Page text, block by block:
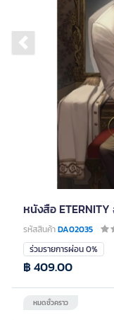
หนังสือ
รหัสสินค้าDA02035
ร่วมรายการผ่อน 0%
หมดชั่วคราว
฿ 409.00